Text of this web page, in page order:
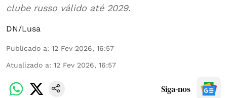
clube russo válido até 2029.
DN/Lusa
Publicado a: 12 Fev 2026, 16:57
Atualizado a: 12 Fev 2026, 16:57
Siga-nos